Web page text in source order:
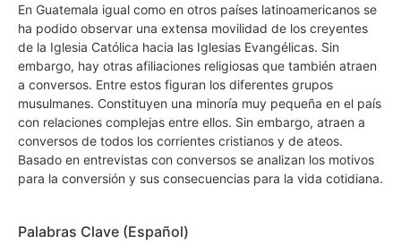
En Guatemala igual como en otros países latinoamericanos se
ha podido observar una extensa movilidad de los creyentes
de la Iglesia Católica hacia las Iglesias Evangélicas. Sin
embargo, hay otras afiliaciones religiosas que también atraen
a conversos. Entre estos figuran los diferentes grupos
musulmanes. Constituyen una minoría muy pequeña en el país
con relaciones complejas entre ellos. Sin embargo, atraen a
conversos de todos los corrientes cristianos y de ateos.
Basado en entrevistas con conversos se analizan los motivos
para la conversión y sus consecuencias para la vida cotidiana.
Palabras Clave (Español)